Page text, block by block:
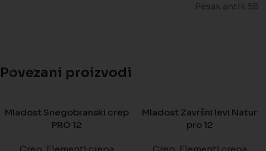
Pesak antik 58
Povezani proizvodi
Mladost Snegobranski crep
PRO 12
Mladost Završni levi Natur
pro 12